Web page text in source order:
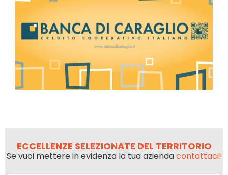
ECCELLENZE SELEZIONATE DEL TERRITORIO
Se vuoi mettere in evidenza la tua aziendacontattaci!